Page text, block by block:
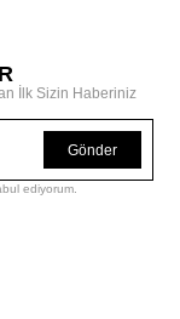
İlk Sizin Haberiniz
Gönder
ediyorum.